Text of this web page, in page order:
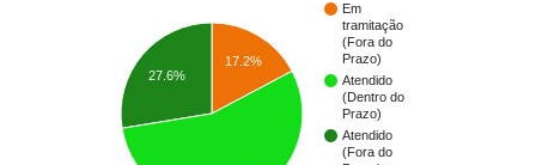
Em
tramitação
(Fora do
Prazo)
Atendido
(Dentro do
Prazo)
Atendido
(Fora do
17.2%
27.6%